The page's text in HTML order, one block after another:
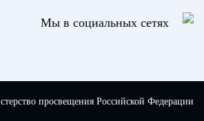
Мы в социальных сетях
просвещения Российской Федерации